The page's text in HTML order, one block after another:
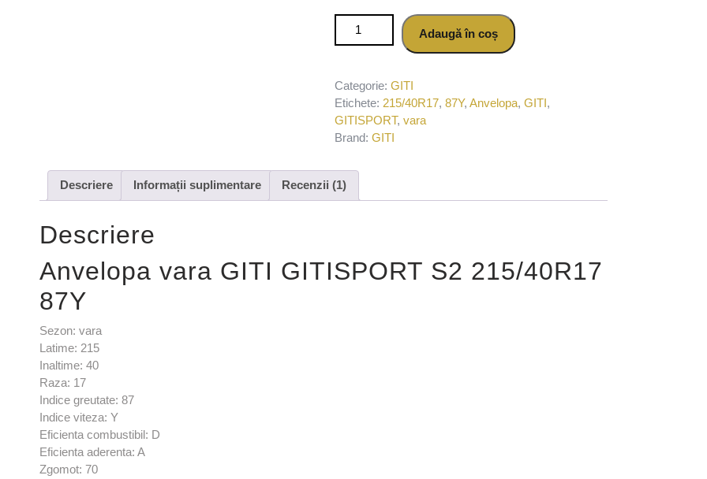
Cantitate Anvelopa vara GITI GITISPORT S2 215/40R17 87Y
Adaugă în coș
Categorie:GITI
Etichete: 215/40R17,87Y,Anvelopa,GITI,
GITISPORT,vara
Brand:GITI
Descriere Informații suplimentare Recenzii (1)
Descriere
Anvelopa vara GITI GITISPORT S2 215/40R17
87Y
Sezon: vara
Latime: 215
Inaltime: 40
Raza: 17
Indice greutate: 87
Indice viteza: Y
Eficienta combustibil: D
Eficienta aderenta: A
Zgomot: 70